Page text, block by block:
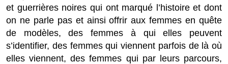
et guerrières noires qui ont marqué l’histoire et dont
on ne parle pas et ainsi offrir aux femmes en quête
de modèles, des femmes à qui elles peuvent
s’identifier, des femmes qui viennent parfois de là où
elles viennent, des femmes qui par leurs parcours,